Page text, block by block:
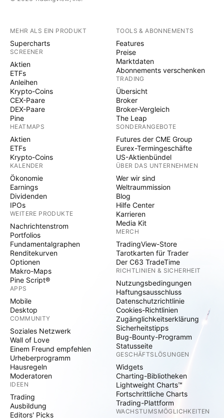
MEHR ALS EIN PRODUKT
Supercharts
SCREENER
Aktien
ETFs
Anleihen
Krypto-Coins
CEX-Paare
DEX-Paare
Pine
HEATMAPS
Aktien
ETFs
Krypto-Coins
KALENDER
Ökonomie
Earnings
Dividenden
IPOs
WEITERE PRODUKTE
Nachrichtenstrom
Portfolios
Fundamentalgraphen
Renditekurven
Optionen
Makro-Maps
Pine Script®
APPS
Mobile
Desktop
COMMUNITY
Soziales Netzwerk
Wall of Love
Einem Freund empfehlen
Urheberprogramm
Hausregeln
Moderatoren
IDEEN
Trading
Ausbildung
Editors' Picks
TOOLS & ABONNEMENTS
Features
Preise
Marktdaten
Abonnements verschenken
TRADING
Übersicht
Broker
Broker-Vergleich
The Leap
SONDERANGEBOTE
Futures der CME Group
Eurex-Termingeschäfte
US-Aktienbündel
ÜBER DAS UNTERNEHMEN
Wer wir sind
Weltraummission
Blog
Hilfe Center
Karrieren
Media Kit
MERCH
TradingView-Store
Tarotkarten für Trader
Der C63 TradeTime
RICHTLINIEN & SICHERHEIT
Nutzungsbedingungen
Haftungsausschluss
Datenschutzrichtlinie
Cookies-Richtlinien
Zugänglichkeitserklärung
Sicherheitstipps
Bug-Bounty-Programm
Statusseite
GESCHÄFTSLÖSUNGEN
Widgets
Charting-Bibliotheken
Lightweight Charts™
Fortschrittliche Charts
Trading-Plattform
WACHSTUMSMÖGLICHKEITEN